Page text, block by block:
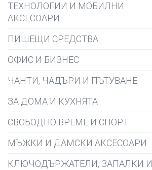
ТЕХНОЛОГИИ И МОБИЛНИ
АКСЕСОАРИ
ПИШЕЩИ СРЕДСТВА
ОФИС И БИЗНЕС
ЧАНТИ, ЧАДЪРИ И ПЪТУВАНЕ
ЗА ДОМА И КУХНЯТА
СВОБОДНО ВРЕМЕ И СПОРТ
МЪЖКИ И ДАМСКИ АКСЕСОАРИ
КЛЮЧОДЪРЖАТЕЛИ, ЗАПАЛКИ И